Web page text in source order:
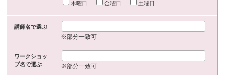
木曜日
金曜日 土曜日
講師名で選ぶ
※部分一致可
ワークショッ
プ名で選ぶ
※部分一致可